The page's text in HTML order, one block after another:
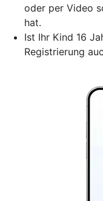
oder per Video
hat.
Ist Ihr Kind 16
Registrierung